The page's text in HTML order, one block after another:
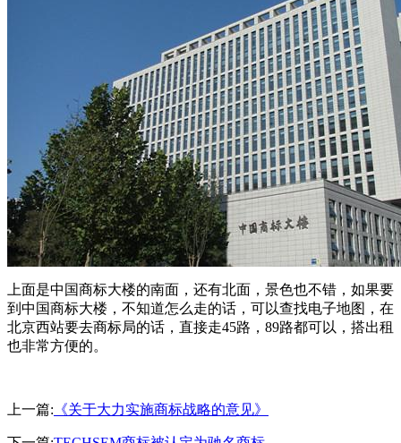
上面是中国商标大楼的南面，还有北面，景色也不错，如果要
到中国商标大楼，不知道怎么走的话，可以查找电子地图，在
北京西站要去商标局的话，直接走45路，89路都可以，搭出租
也非常方便的。
上一篇: 《关于大力实施商标战略的意见》